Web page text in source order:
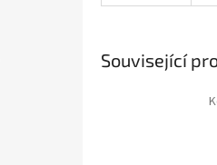
Související